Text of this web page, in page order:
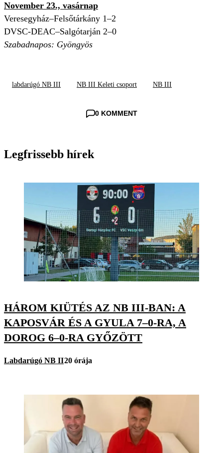
November 23., vasárnap
Veresegyház–Felsőtárkány 1–2
DVSC-DEAC–Salgótarján 2–0
Szabadnapos: Gyöngyös
labdarúgó NB III NB III Keleti csoport NB III
0 KOMMENT
Legfrissebb hírek
HÁROM KIÜTÉS AZ NB III-BAN: A
KAPOSVÁR ÉS A GYULA 7–0-RA, A
DOROG 6–0-RA GYŐZÖTT
Labdarúgó NB II20 órája